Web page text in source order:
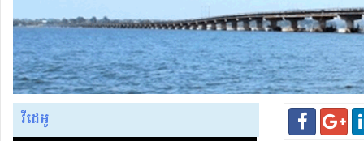
វីដេអូ